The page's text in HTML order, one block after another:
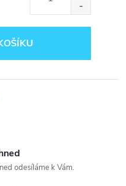
odesíláme k Vám.